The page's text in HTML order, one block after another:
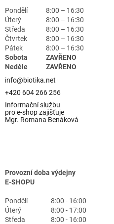
Pondělí
8:00 – 16:30
Úterý
8:00 – 16:30
Středa
8:00 – 16:30
Čtvrtek
8:00 – 16:30
Pátek
8:00 – 16:30
Sobota
ZAVŘENO
Neděle
ZAVŘENO
info@biotika.net
+420 604 266 256
Informační službu
pro e-shop zajišťuje
Mgr. Romana Benáková
Provozní doba výdejny
E-SHOPU
Pondělí
8:00 - 16:00
Úterý
8:00 - 17:00
Středa
8:00 - 16:00